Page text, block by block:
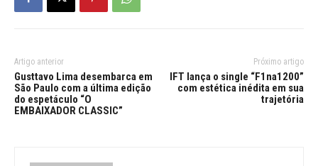
Artigo anterior
Gusttavo Lima desembarca em
São Paulo com a última edição
do espetáculo “O
EMBAIXADOR CLASSIC”
Próximo artigo
IFT lança o single “F1na1200”
com estética inédita em sua
trajetória